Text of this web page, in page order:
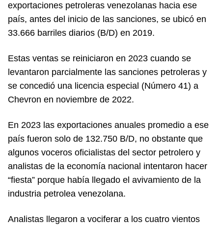
exportaciones petroleras venezolanas hacia ese
país, antes del inicio de las sanciones, se ubicó en
33.666 barriles diarios (B/D) en 2019.
Estas ventas se reiniciaron en 2023 cuando se
levantaron parcialmente las sanciones petroleras y
se concedió una licencia especial (Número 41) a
Chevron en noviembre de 2022.
En 2023 las exportaciones anuales promedio a ese
país fueron solo de 132.750 B/D, no obstante que
algunos voceros oficialistas del sector petrolero y
analistas de la economía nacional intentaron hacer
“fiesta” porque había llegado el avivamiento de la
industria petrolea venezolana.
Analistas llegaron a vociferar a los cuatro vientos